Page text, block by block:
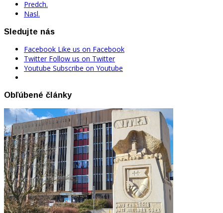
Predch.
Nasl.
Sledujte nás
Facebook Like us on Facebook
Twitter Follow us on Twitter
Youtube Subscribe on Youtube
Obľúbené články